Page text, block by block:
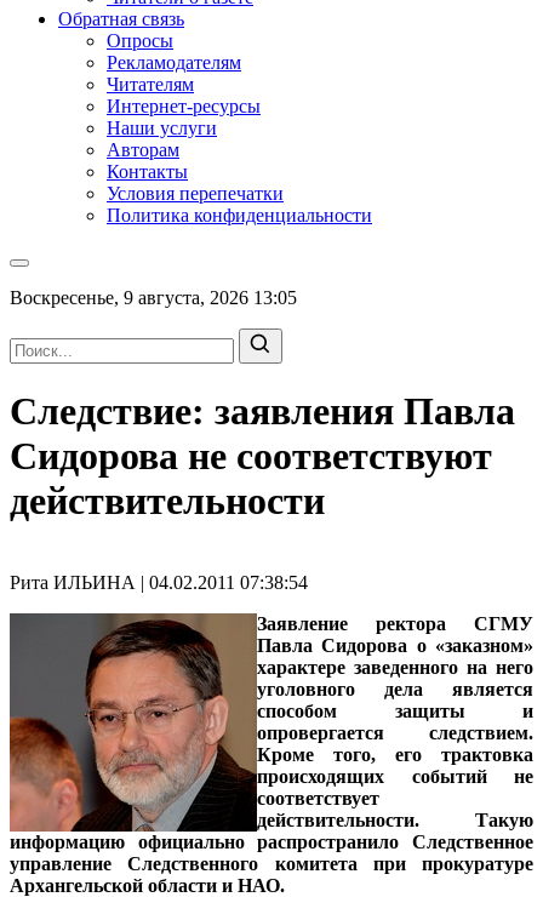
Обратная связь
Опросы
Рекламодателям
Читателям
Интернет-ресурсы
Наши услуги
Авторам
Контакты
Условия перепечатки
Политика конфиденциальности
Воскресенье, 9 августа, 2026 13:05
Следствие: заявления Павла
Сидорова не соответствуют
действительности
Рита ИЛЬИНА | 04.02.2011 07:38:54
Заявление ректора СГМУ
Павла Сидорова о «заказном»
характере заведенного на него
уголовного дела является
способом защиты и
опровергается следствием.
Кроме того, его трактовка
происходящих событий не
соответствует
действительности. Такую
информацию официально распространило Следственное
управление Следственного комитета при прокуратуре
Архангельской области и НАО.